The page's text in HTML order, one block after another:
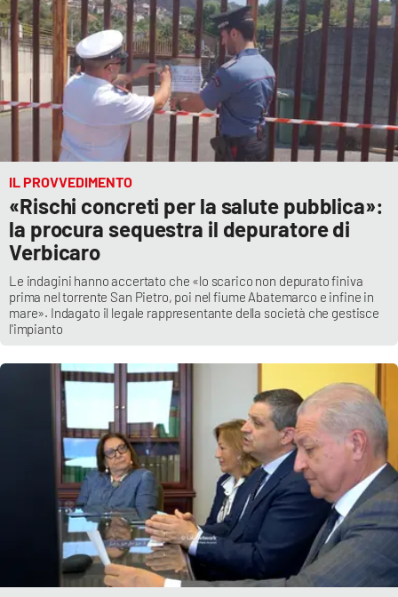
IL PROVVEDIMENTO
«Rischi concreti per la salute pubblica»:
la procura sequestra il depuratore di
Verbicaro
Le indagini hanno accertato che «lo scarico non depurato finiva
prima nel torrente San Pietro, poi nel fiume Abatemarco e infine in
mare». Indagato il legale rappresentante della società che gestisce
l'impianto